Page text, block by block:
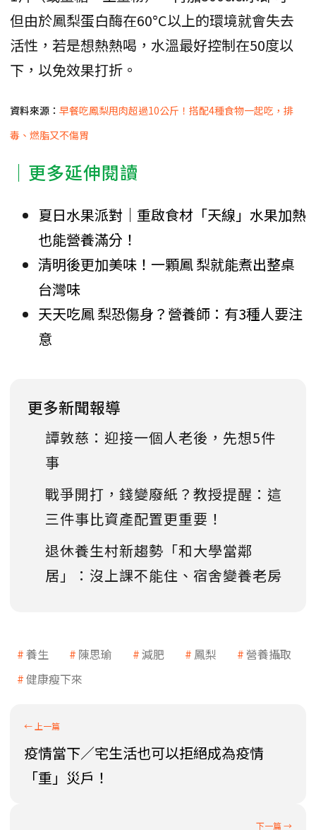
但由於鳳梨蛋白酶在60°C以上的環境就會失去
活性，若是想熱熱喝，水溫最好控制在50度以
下，以免效果打折。
資料來源： 早餐吃鳳梨甩肉超過10公斤！搭配4種食物一起吃，排
毒、燃脂又不傷胃
｜更多延伸閱讀
夏日水果派對｜重啟食材「天線」水果加熱
也能營養滿分！
清明後更加美味！一顆鳳 梨就能煮出整桌
台灣味
天天吃鳳 梨恐傷身？營養師：有3種人要注
意
更多新聞報導
譚敦慈：迎接一個人老後，先想5件
事
戰爭開打，錢變廢紙？教授提醒：這
三件事比資產配置更重要！
退休養生村新趨勢「和大學當鄰
居」：沒上課不能住、宿舍變養老房
養生 陳思瑜 減肥 鳳梨
營養攝取
健康瘦下來
疫情當下／宅生活也可以拒絕成為疫情
「重」災戶！